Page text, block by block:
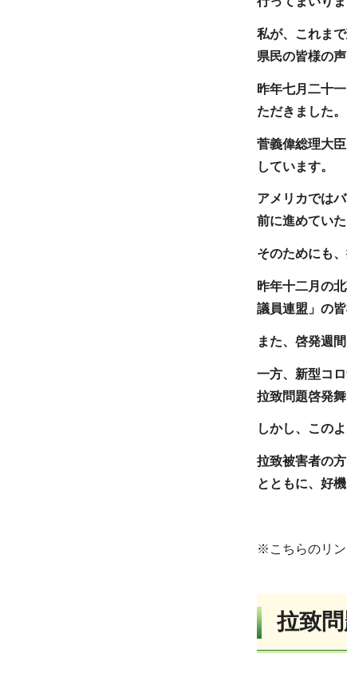
私が、これま
県民の皆様の
昨年七月二十
ただきました。
菅義偉総理大
しています。
アメリカでは
前に進めてい
そのためにも
昨年十二月の
議員連盟」の
また、啓発週
一方、新型コ
拉致問題啓発
しかし、この
拉致被害者の
とともに、好
※こちらのリ
拉致